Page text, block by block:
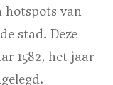
hotspots van
stad. Deze
1582, het jaar